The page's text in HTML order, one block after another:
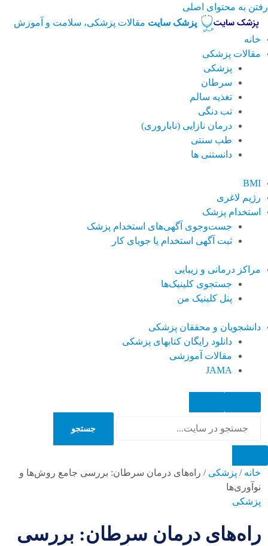
رفتن به محتوای اصلی
پزشک سایت مقالات پزشکی، سلامت و آموزش
خانه
مقالات پزشکی
پزشکی
سرطان
تغذیه سالم
تب دنگی
درمان نازایی (ناباروری)
طب سنتی
دانستنی ها
BMI
رژیم لاغری
استخدام پزشک
جست‌وجوی آگهی‌های استخدام پزشک
ثبت آگهی استخدام یا جویای کار
مراکز درمانی و زیبایی
جستجوی کلینیک‌ها
پنل کلینیک من
دانشجویان و محققان پزشکی
دانلود رایگان کتابهای پزشکی
مقالات آموزشی
JAMA
جستجو
خانه / پزشکی / راه‌های درمان سرطان: بررسی جامع روش‌ها و
نوآوری‌ها
پزشکی
راه‌های درمان سرطان: بررسی